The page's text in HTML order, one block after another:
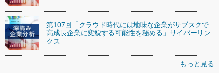
第107回「クラウド時代には地味な企業がサブスクで
高成長企業に変貌する可能性を秘める」サイバーリン
クス
もっと見る